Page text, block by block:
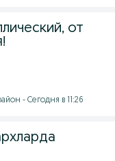
от
- Сегодня в 11:26